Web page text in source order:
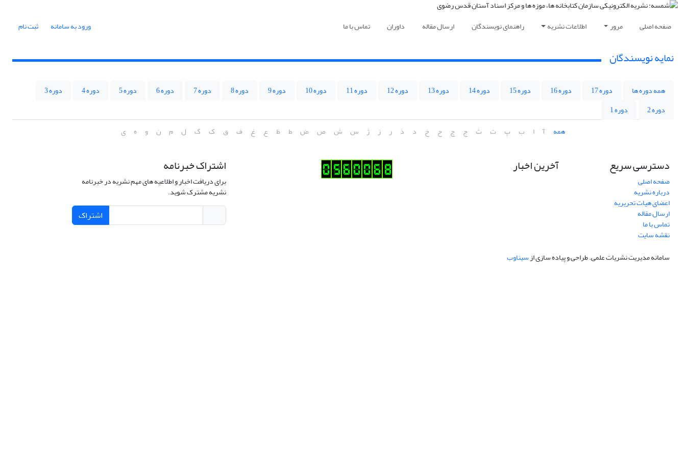
صفحه اصلی مرور اطلاعات نشریه راهنمای نویسندگان ارسال مقاله داوران تماس با ما ورود به سامانه ثبت نام
نمایه نویسندگان
همه دوره ها دوره 17 دوره 16 دوره 15 دوره 14 دوره 13 دوره 12 دوره 11 دوره 10 دوره 9 دوره 8 دوره 7 دوره 6 دوره 5 دوره 4
دوره 3
دوره 2
دوره 1
همه
آ ا ب پ ت ث ج چ ح خ د ذ ر ز ژ س ش ص ض ط ظ ع غ ف ق ک گ ل م ن و ه ی
دسترسی سریع
صفحه اصلی
درباره نشریه
اعضای هیات تحریریه
ارسال مقاله
تماس با ما
نقشه سایت
آخرین اخبار اشتراک خبرنامه
برای دریافت اخبار و اطلاعیه های مهم نشریه در خبرنامه
نشریه مشترک شوید.
اشتراک
سامانه مدیریت نشریات علمی.طراحی و پیاده سازی ازسیناوب